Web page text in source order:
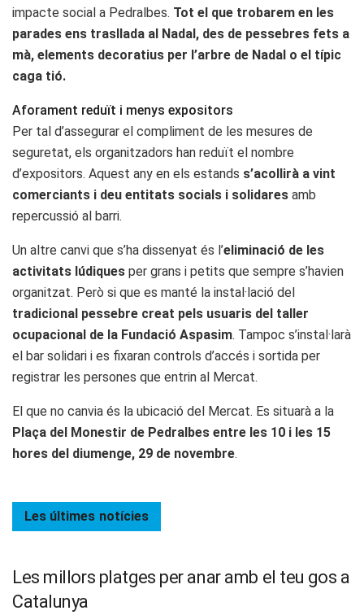
impacte social a Pedralbes. Tot el que trobarem en les
parades ens trasllada al Nadal, des de pessebres fets a
mà, elements decoratius per l’arbre de Nadal o el típic
caga tió.
Aforament reduït i menys expositors
Per tal d’assegurar el compliment de les mesures de
seguretat, els organitzadors han reduït el nombre
d’expositors. Aquest any en els estands s’acollirà a vint
comerciants i deu entitats socials i solidares amb
repercussió al barri.
Un altre canvi que s’ha dissenyat és l’eliminació de les
activitats lúdiques per grans i petits que sempre s’havien
organitzat. Però si que es manté la instal·lació del
tradicional pessebre creat pels usuaris del taller
ocupacional de la Fundació Aspasim. Tampoc s’instal·larà
el bar solidari i es fixaran controls d’accés i sortida per
registrar les persones que entrin al Mercat.
El que no canvia és la ubicació del Mercat. Es situarà a la
Plaça del Monestir de Pedralbes entre les 10 i les 15
hores del diumenge, 29 de novembre.
Les últimes notícies
Les millors platges per anar amb el teu gos a
Catalunya